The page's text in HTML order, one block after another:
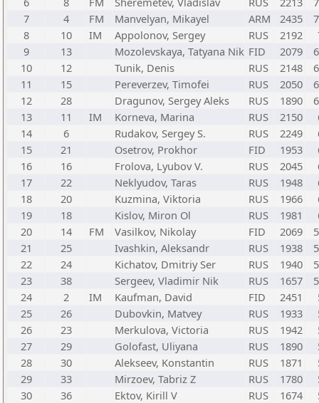
7
4 FM Manvelyan, Mikayel ARM 2435
8
10 IM Appolonov, Sergey RUS 2192
9
13 Mozolevskaya, Tatyana Nik FID 2079
10
12 Tunik, Denis RUS 2148
11
15 Pereverzev, Timofei RUS 2050
12
28 Dragunov, Sergey Aleks RUS 1890
13
11 IM Korneva, Marina RUS 2150
14
6 Rudakov, Sergey S. RUS 2249
15
21 Osetrov, Prokhor FID 1953
16
16 Frolova, Lyubov V. RUS 2045
17
22 Neklyudov, Taras RUS 1948
18
20 Kuzmina, Viktoria RUS 1966
19
18 Kislov, Miron Ol RUS 1981
20
14 FM Vasilkov, Nikolay FID 2069
21
25 Ivashkin, Aleksandr RUS 1938
22
24 Kichatov, Dmitriy Ser RUS 1940
23
38 Sergeev, Vladimir Nik RUS 1657
24
2 IM Kaufman, David FID 2451
25
26 Dubovkin, Matvey RUS 1933
26
23 Merkulova, Victoria RUS 1942
27
29 Golofast, Uliyana RUS 1890
28
30 Alekseev, Konstantin RUS 1871
29
33 Mirzoev, Tabriz Z RUS 1780
30
36 Ektov, Kirill V RUS 1674